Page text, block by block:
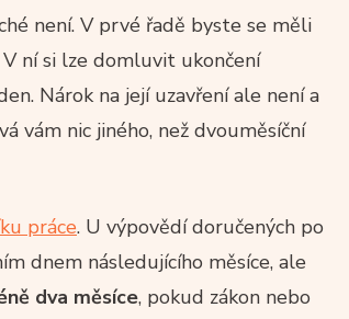
není. V prvé řadě byste se měli
ní si lze domluvit ukončení
Nárok na její uzavření ale není a
vám nic jiného, než dvouměsíční
práce. U výpovědí doručených po
dnem následujícího měsíce, ale
dva měsíce, pokud zákon nebo